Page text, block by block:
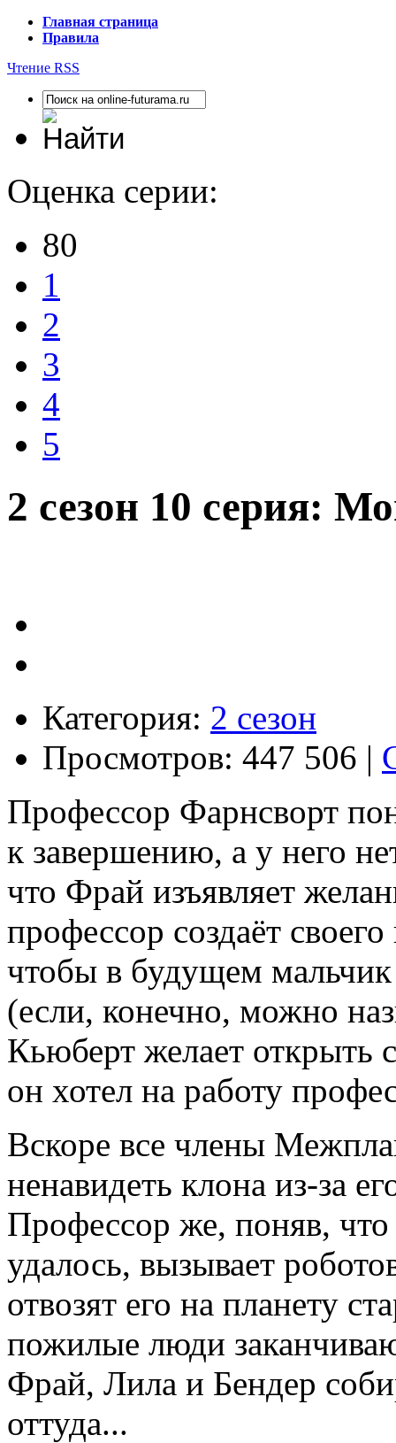
Главная страница
Правила
Чтение RSS
Оценка серии:
80
1
2
3
4
5
2 сезон 10 серия:
Категория: 2 сезон
Просмотров: 447 506 |
Профессор Фарнсворт
к завершению, а у него
что Фрай изъявляет
профессор создаёт
чтобы в будущем
(если, конечно, можно
Кьюберт желает открыть
он хотел на работу
Вскоре все члены
ненавидеть клона из-за
Профессор же, поняв, что
удалось, вызывает
отвозят его на планету
пожилые люди
Фрай, Лила и Бендер
оттуда...